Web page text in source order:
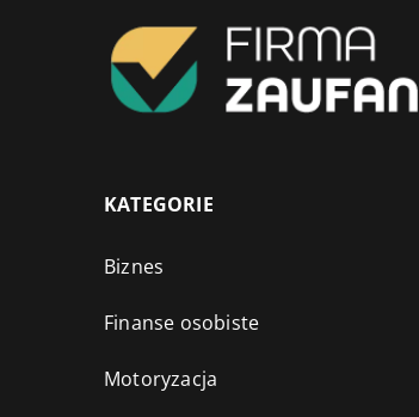
KATEGORIE
Biznes
Finanse osobiste
Motoryzacja